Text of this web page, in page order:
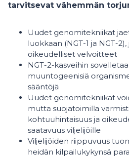
tarvitsevat vähemmän
Uudet genomitekniikat
luokkaan (NGT-1 ja NGT-
oikeudelliset velvoitteet
NGT-2-kasveihin
muuntogeenisiä
sääntöjä
Uudet genomitekniikat
mutta suojatoimilla
kohtuuhintaisuus ja
saatavuus viljelijöille
Viljelijöiden riippuvuus
heidän kilpailukykynsä